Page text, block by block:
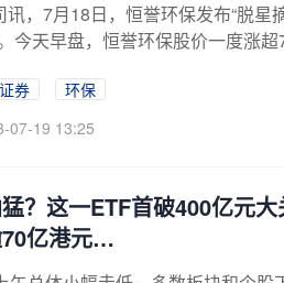
，7月18日，恒誉环保发布“脱
今天早盘，恒誉环保股价一度涨
证券
环保
07-19 13:25
？这一ETF首破400亿元
亿港元…